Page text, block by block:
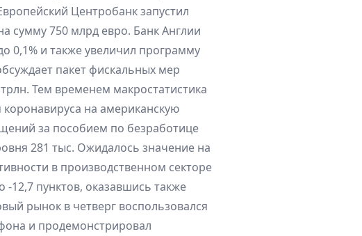
Центробанк запустил
сумму 750 млрд евро. Банк Англии
0,1% и также увеличил программу
пакет фискальных мер
Тем временем макростатистика
на американскую
за пособием по безработице
281 тыс. Ожидалось значение на
в производственном секторе
12,7 пунктов, оказавшись также
рынок в четверг воспользовался
и продемонстрировал